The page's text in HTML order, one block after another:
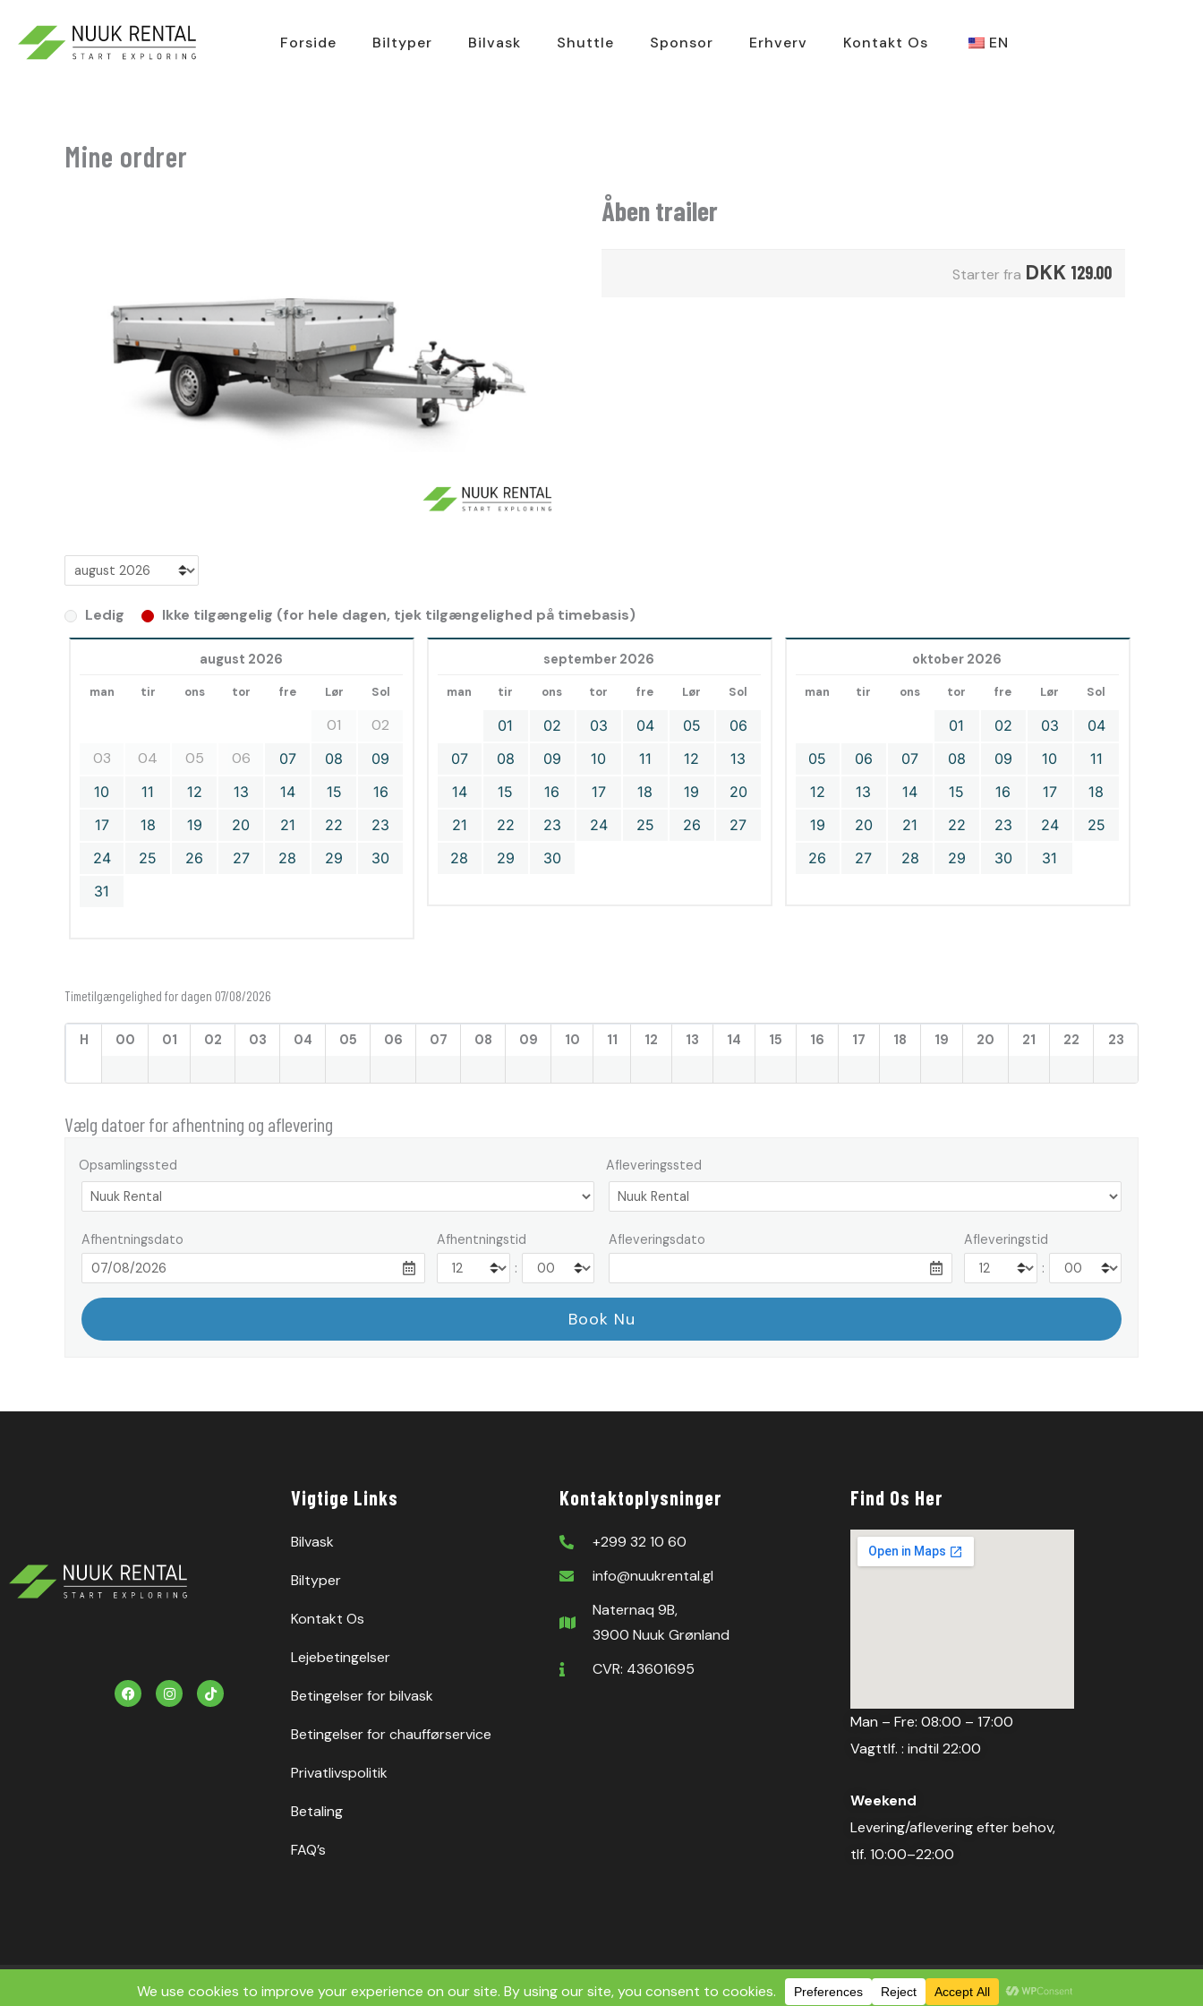
Forside Biltyper Bilvask Shuttle Sponsor Erhverv Kontakt Os EN
Mine ordrer
Åben trailer
Starter fra DKK 129.00
Ledig Ikke tilgængelig (for hele dagen, tjek tilgængelighed på timebasis)
august 2026
man tir ons tor fre Lør Sol
01
02
03
04 05 06 07 08
09
10
11 12 13 14 15
16
17
18 19 20 21 22
23
24
25 26 27 28 29
30
31
september 2026
man tir ons tor fre Lør Sol
01 02 03 04 05
06
07
08 09 10 11 12
13
14
15 16 17 18 19
20
21
22 23 24 25 26
27
28
29 30
oktober 2026
man tir ons tor fre Lør Sol
01 02 03
04
05
06 07 08 09 10
11
12
13 14 15 16 17
18
19
20 21 22 23 24
25
26
27 28 29 30 31
Timetilgængelighed for dagen 07/08/2026
H 00 01 02 03 04 05 06 07 08 09 10 11 12 13 14 15 16 17 18 19 20 21 22 23
Vælg datoer for afhentning og aflevering
Opsamlingssted Afleveringssted
Afhentningsdato Afhentningstid
:
Afleveringsdato Afleveringstid
:
F
a
c
I
n
s
T
i
k
Vigtige Links
Bilvask
Biltyper
Kontakt Os
Lejebetingelser
Betingelser for bilvask
Betingelser for chaufførservice
Privatlivspolitik
Betaling
FAQ’s
Kontaktoplysninger
+299 32 10 60
info@nuukrental.gl
Naternaq 9B,
3900 Nuuk Grønland
CVR: 43601695
Find Os Her
Man – Fre: 08:00 – 17:00
Vagttlf. : indtil 22:00
Weekend
Levering/aflevering efter behov,
tlf. 10:00–22:00
Copyright ©2026 Nuuk Rental ApS | All Rights Reserved.